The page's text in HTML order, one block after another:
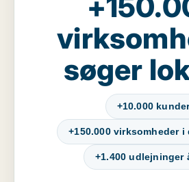
søger
+10.000
+150.000 virksomheder i
+1.400 udlejninger